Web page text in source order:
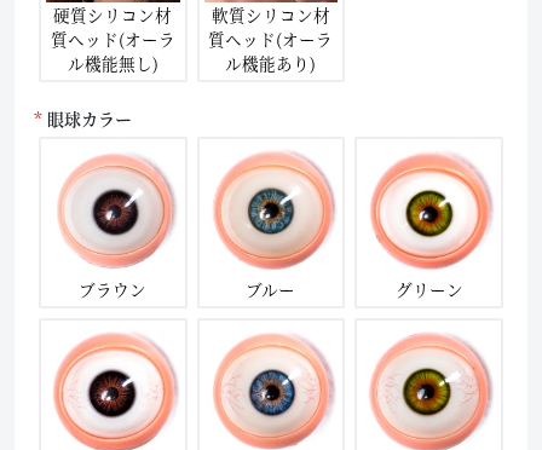
硬質シリコン材
質ヘッド(オーラ
ル機能無し)
軟質シリコン材
質ヘッド(オーラ
ル機能あり)
眼球カラー
ブラウン ブルー グリーン